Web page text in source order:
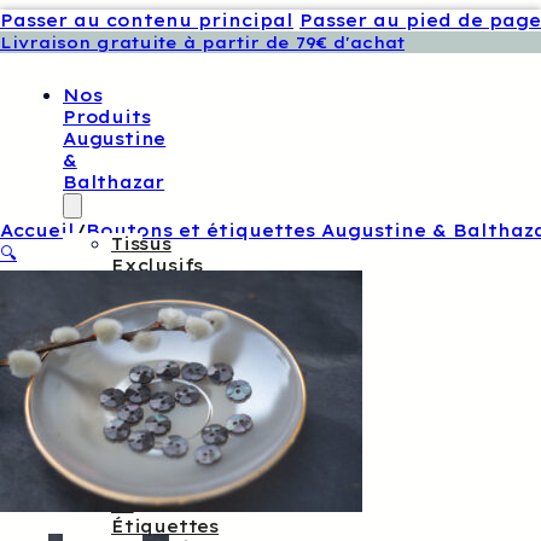
Passer au contenu principal Passer au pied de page
Livraison gratuite à partir de 79€ d'achat
Nos
Produits
Augustine
&
Balthazar
Tissus
Exclusifs
Et
Balthazar
Patrons
De
Couture
Augustine
Et
Balthazar
Boutons
Et
Étiquettes
Accueil /Boutons et étiquettes Augustine &
🔍